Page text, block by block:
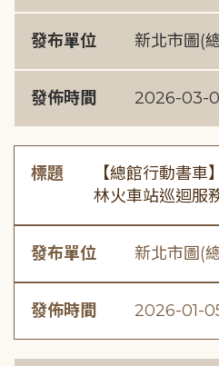
發布單位 新北市圖(
發佈時間 2026-03-
標題
【總館行動書車
林火車站巡迴服
發布單位 新北市圖(
發佈時間 2026-01-